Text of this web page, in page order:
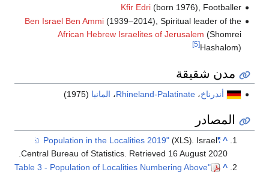
Ben Israel Ben Ammi
African Hebrew
،المانيا(1975)
Central Bureau of Statistics
.
"Table 3 - Population of